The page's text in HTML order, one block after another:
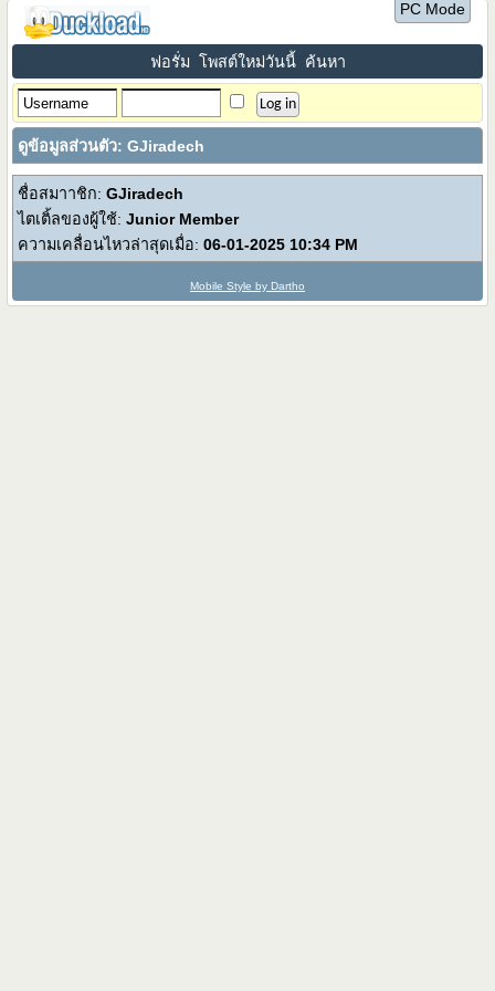
PC Mode
ฟอรั่ม โพสต์ใหม่วันนี้ ค้นหา
ดูข้อมูลส่วนตัว: GJiradech
ชื่อสมาาชิก:GJiradech
ไตเติ้ลของผู้ใช้:Junior Member
ความเคลื่อนไหวล่าสุดเมื่อ: 06-01-2025 10:34 PM
Mobile Style by Dartho